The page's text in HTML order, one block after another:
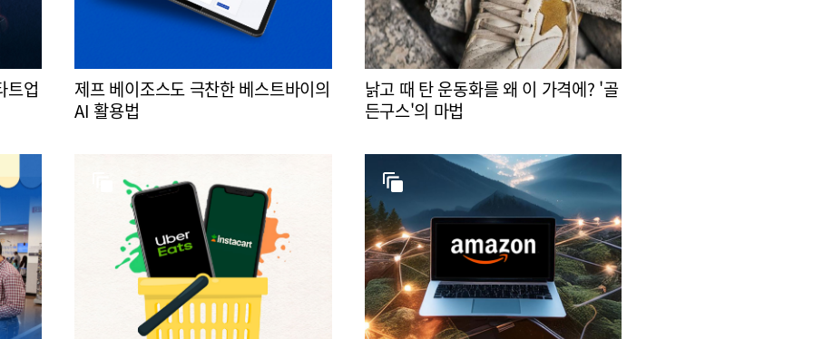
트업
제프 베이조스도 극찬한 베스트바이의
AI 활용법
낡고 때 탄 운동화를 왜 이 가격에? '골
든구스'의 마법